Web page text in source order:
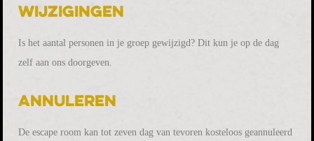
Wijzigingen
Is het aantal personen in je groep gewijzigd? Dit kun je op de dag
zelf aan ons doorgeven.
Annuleren
De escape room kan tot zeven dag van tevoren kosteloos geannuleerd